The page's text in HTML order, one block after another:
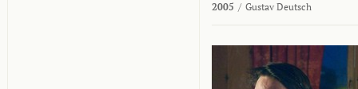
2005 / Gustav Deutsch